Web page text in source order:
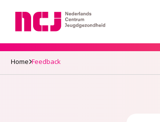
Home Feedback